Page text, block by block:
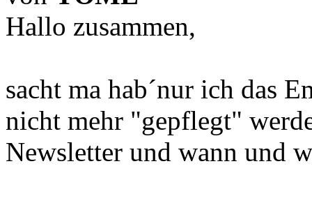
Hallo zusammen,
sacht ma hab´nur ich das
nicht mehr "gepflegt"
Newsletter und wann und